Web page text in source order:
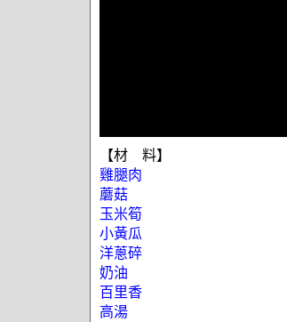
【材 料】
雞腿肉
蘑菇
玉米筍
小黃瓜
洋蔥碎
奶油
百里香
高湯